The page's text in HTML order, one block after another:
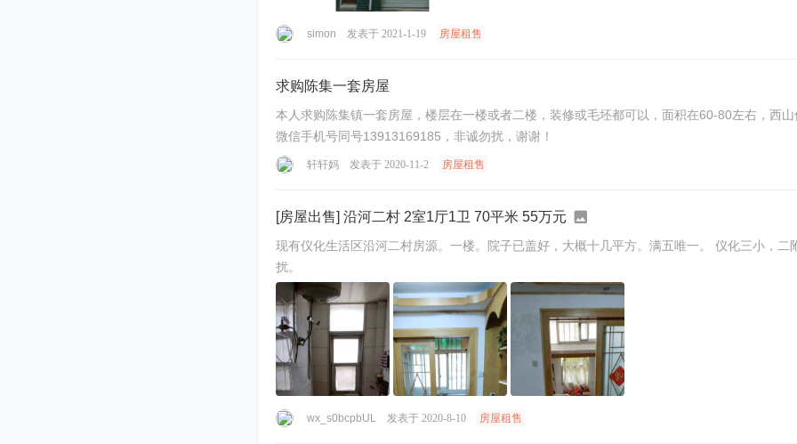
simon 发表于 2021-1-19 房屋租售
求购陈集一套房屋
本人求购陈集镇一套房屋，楼层在一楼或者二楼，装修或毛坯都可以，面积在60-80左右，西
微信手机号同号13913169185，非诚勿扰，谢谢！
轩轩妈 发表于 2020-11-2 房屋租售
[房屋出售] 沿河二村 2室1厅1卫 70平米 55万元
现有仪化生活区沿河二村房源。一楼。院子已盖好，大概十几平方。满五唯一。 仪化三小，
扰。
wx_s0bcpbUL 发表于 2020-8-10 房屋租售